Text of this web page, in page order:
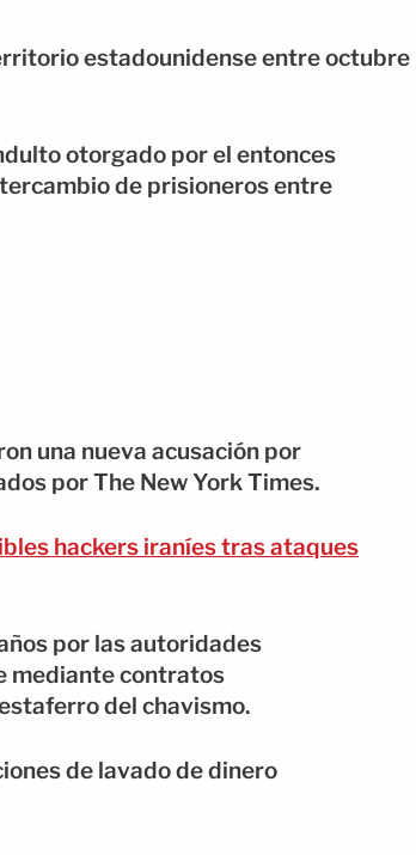
estadounidense entre octubre
otorgado por el entonces
de prisioneros entre
una nueva acusación por
por The New York Times.
hackers iraníes tras ataques
por las autoridades
mediante contratos
del chavismo.
de lavado de dinero